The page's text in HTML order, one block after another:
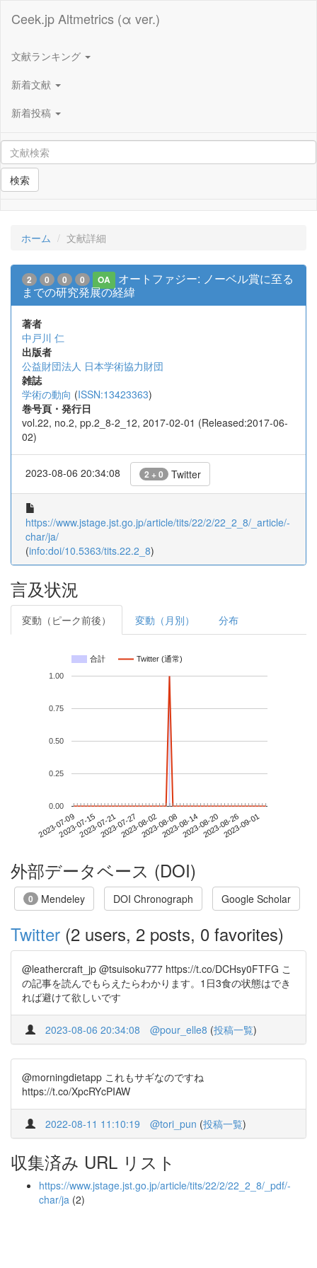
Ceek.jp Altmetrics (α ver.)
文献ランキング
新着文献
新着投稿
検索
ホーム 文献詳細
2 0 0 0 OA
オートファジー: ノーベル賞に至る
までの研究発展の経緯
著者
中戸川 仁
出版者
公益財団法人 日本学術協力財団
雑誌
学術の動向 (ISSN:13423363)
巻号頁・発行日
vol.22, no.2, pp.2_8-2_12, 2017-02-01 (Released:2017-06-
02)
2023-08-06 20:34:08 2 + 0 Twitter
https://www.jstage.jst.go.jp/article/tits/22/2/22_2_8/_article/-
char/ja/
(info:doi/10.5363/tits.22.2_8)
言及状況
変動（ピーク前後） 変動（月別） 分布
合計 Twitter (通常)
2023-07-092023-07-152023-07-212023-07-272023-08-022023-08-082023-08-142023-08-202023-08-262023-09-01
0.00
0.25
0.50
0.75
1.00
外部データベース (DOI)
0 Mendeley DOI Chronograph Google Scholar
Twitter (2 users, 2 posts, 0 favorites)
@leathercraft_jp @tsuisoku777 https://t.co/DCHsy0FTFG こ
の記事を読んでもらえたらわかります。1日3食の状態はでき
れば避けて欲しいです
2023-08-06 20:34:08 @pour_elle8 (投稿一覧)
@morningdietapp これもサギなのですね
https://t.co/XpcRYcPIAW
2022-08-11 11:10:19 @tori_pun (投稿一覧)
収集済み URL リスト
https://www.jstage.jst.go.jp/article/tits/22/2/22_2_8/_pdf/-
char/ja (2)